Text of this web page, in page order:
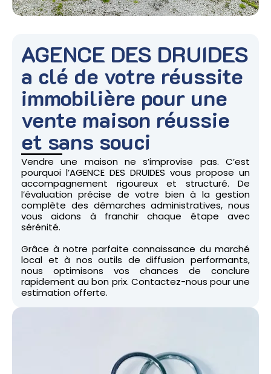
AGENCE DES DRUIDES
a clé de votre réussite
immobilière pour une
vente maison réussie
et sans souci
Vendre une maison ne s’improvise pas. C’est
pourquoi l’AGENCE DES DRUIDES vous propose un
accompagnement rigoureux et structuré. De
l’évaluation précise de votre bien à la gestion
complète des démarches administratives, nous
vous aidons à franchir chaque étape avec
sérénité.
Grâce à notre parfaite connaissance du marché
local et à nos outils de diffusion performants,
nous optimisons vos chances de conclure
rapidement au bon prix. Contactez-nous pour une
estimation offerte.